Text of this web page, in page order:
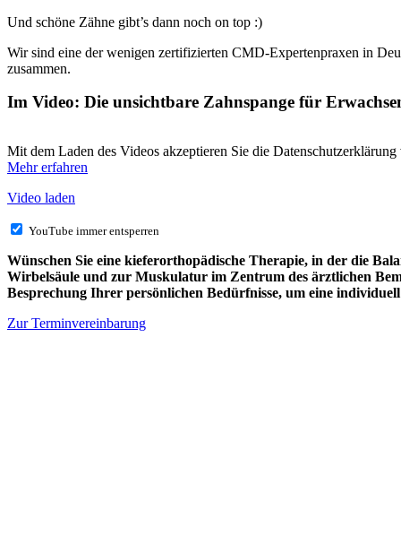
Und schöne Zähne gibt’s dann noch on top :)
Wir sind eine der wenigen zertifizierten CMD-Expertenpraxen in
zusammen.
Im Video: Die unsichtbare Zahnspange für
Mit dem Laden des Videos akzeptieren Sie die
Mehr erfahren
Video laden
YouTube immer entsperren
Wünschen Sie eine kieferorthopädische Therapie, in der die
Wirbelsäule und zur Muskulatur im Zentrum des ärztlichen
Besprechung Ihrer persönlichen Bedürfnisse, um eine
Zur Terminvereinbarung